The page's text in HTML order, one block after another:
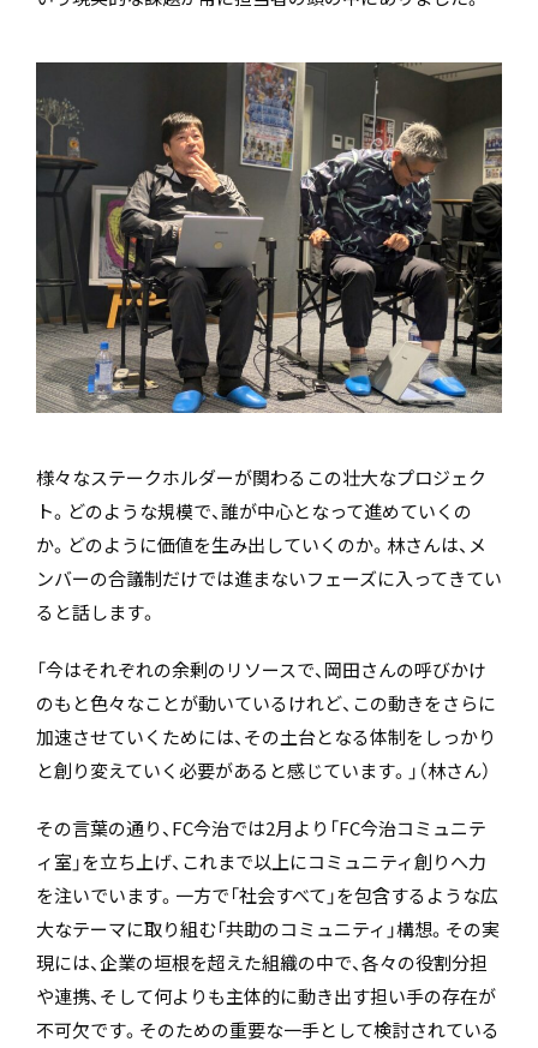
様々なステークホルダーが関わるこの壮大なプロジェク
ト。どのような規模で、誰が中心となって進めていくの
か。どのように価値を生み出していくのか。林さんは、メ
ンバーの合議制だけでは進まないフェーズに入ってきてい
ると話します。
「今はそれぞれの余剰のリソースで、岡田さんの呼びかけ
のもと色々なことが動いているけれど、この動きをさらに
加速させていくためには、その土台となる体制をしっかり
と創り変えていく必要があると感じています。」（林さん）
その言葉の通り、FC今治では2月より「FC今治コミュニテ
ィ室」を立ち上げ、これまで以上にコミュニティ創りへ力
を注いでいます。一方で「社会すべて」を包含するような広
大なテーマに取り組む「共助のコミュニティ」構想。その実
現には、企業の垣根を超えた組織の中で、各々の役割分担
や連携、そして何よりも主体的に動き出す担い手の存在が
不可欠です。そのための重要な一手として検討されている